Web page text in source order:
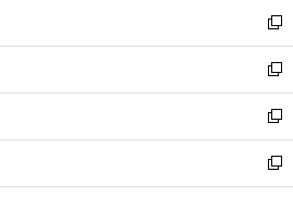
く
で
開
く
ド
ウ
で
開
く
ィ
ン
ド
ウ
で
開
く
い
ウ
ィ
ン
ド
ウ
で
開
新
し
い
ウ
ィ
ン
ド
ウ
新
し
い
ウ
ィ
ン
新
し
い
ウ
新
し